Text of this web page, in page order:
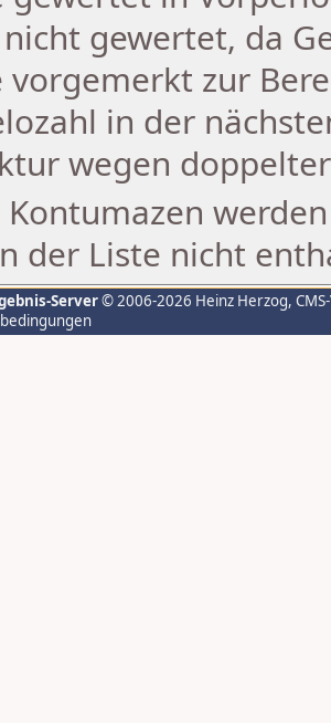
gewertet, da
vorgemerkt zur
in der
wegen
Kontumazen
der Liste nicht
Server© 2006-2026 Heinz Herzog,